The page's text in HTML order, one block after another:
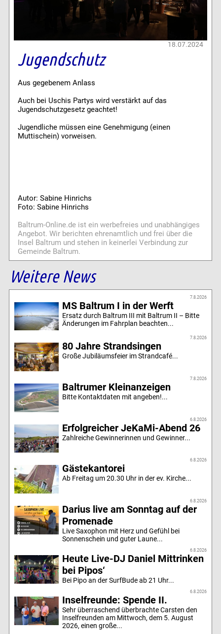
18.07.2024
Jugendschutz
Aus gegebenem Anlass
Auch bei Uschis Partys wird verstärkt auf das
Jugendschutzgesetz geachtet!
Jugendliche müssen eine Genehmigung (einen
Muttischein) vorweisen.
Autor: Sabine Hinrichs
Foto: Sabine Hinrichs
Baltrum-Online.de ist ein werbefreies und unabhängiges
Angebot. Wir berichten ehrenamtlich und frei über die
Insel Baltrum und stehen in keinerlei Verbindung zur
Gemeinde Baltrum.
Weitere News
7.8.2026
MS Baltrum I in der Werft
Ersatz durch Baltrum III mit Baltrum II – Bitte
Änderungen im Fahrplan beachten...
7.8.2026
80 Jahre Strandsingen
Große Jubiläumsfeier im Strandcafé...
7.8.2026
Baltrumer Kleinanzeigen
Bitte Kontaktdaten mit angeben!...
6.8.2026
Erfolgreicher JeKaMi-Abend 26
Zahlreiche Gewinnerinnen und Gewinner...
6.8.2026
Gästekantorei
Ab Freitag um 20.30 Uhr in der ev. Kirche...
6.8.2026
Darius live am Sonntag auf der
Promenade
Live Saxophon mit Herz und Gefühl bei
Sonnenschein und guter Laune...
6.8.2026
Heute Live-DJ Daniel Mittrinken
bei Pipos‘
Bei Pipo an der SurfBude ab 21 Uhr...
6.8.2026
Inselfreunde: Spende II.
Sehr überraschend überbrachte Carsten den
Inselfreunden am Mittwoch, dem 5. August
2026, einen große...